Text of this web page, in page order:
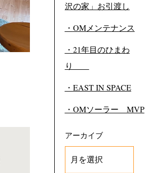
沢の家」お引渡し
OMメンテナンス
21年目のひまわ
り
EAST IN SPACE
OMソーラー MVP
アーカイブ